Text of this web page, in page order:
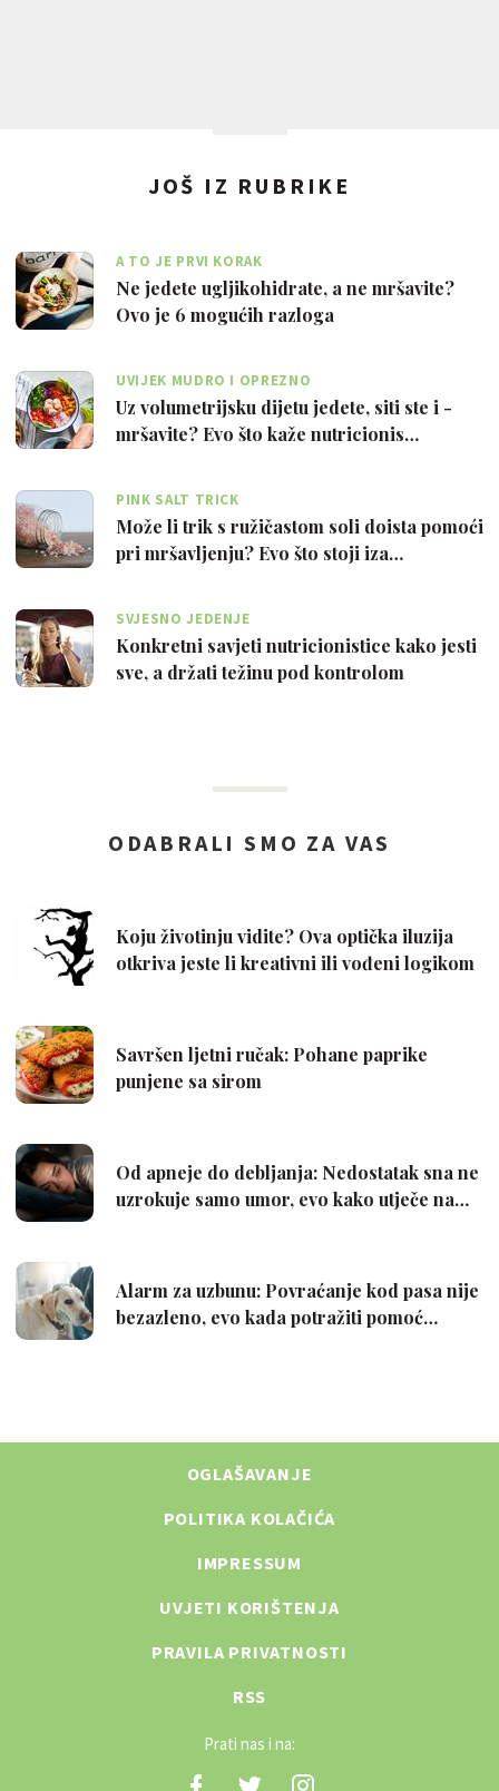
JOŠ IZ RUBRIKE
A TO JE PRVI KORAK
Ne jedete ugljikohidrate, a ne mršavite?
Ovo je 6 mogućih razloga
UVIJEK MUDRO I OPREZNO
Uz volumetrijsku dijetu jedete, siti ste i -
mršavite? Evo što kaže nutricionis…
PINK SALT TRICK
Može li trik s ružičastom soli doista pomoći
pri mršavljenju? Evo što stoji iza…
SVJESNO JEDENJE
Konkretni savjeti nutricionistice kako jesti
sve, a držati težinu pod kontrolom
OGLAŠAVANJE
POLITIKA KOLAČIĆA
IMPRESSUM
UVJETI KORIŠTENJA
PRAVILA PRIVATNOSTI
RSS
Prati nas i na: